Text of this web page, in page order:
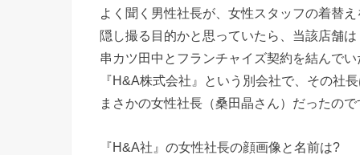
よく聞く男性社長が、女性スタッフの着替え
隠し撮る目的かと思っていたら、当該店舗は
串カツ田中とフランチャイズ契約を結んでい
『H&A株式会社』という別会社で、その社
まさかの女性社長（桑田晶さん）だったので
『H&A社』の女性社長の顔画像と名前は?